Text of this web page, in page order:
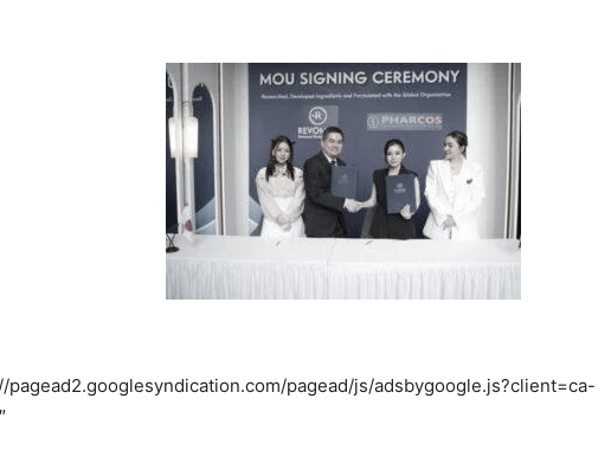
pagead2.googlesyndication.com/pagead/js/adsbygoogle.js?client=ca-